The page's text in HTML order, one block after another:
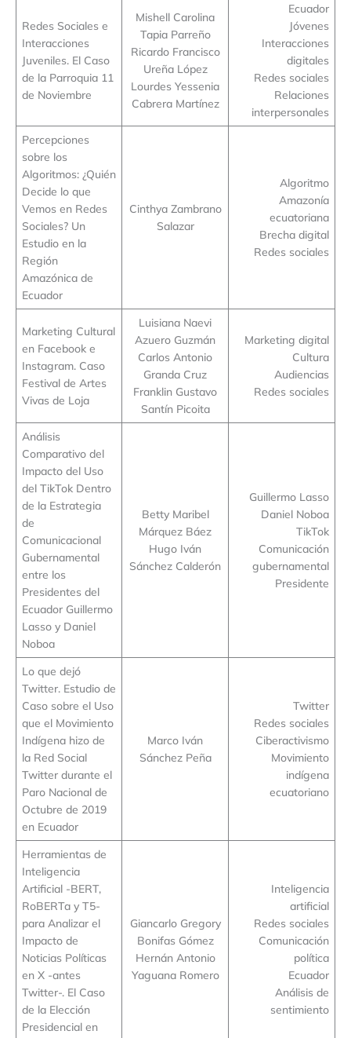
Redes Sociales e
Interacciones
Juveniles. El Caso
de la Parroquia 11
de Noviembre
Mishell Carolina
Tapia Parreño
Ricardo Francisco
Ureña López
Lourdes Yessenia
Cabrera Martínez
Ecuador
Jóvenes
Interacciones
digitales
Redes sociales
Relaciones
interpersonales
Percepciones
sobre los
Algoritmos: ¿Quién
Decide lo que
Vemos en Redes
Sociales? Un
Estudio en la
Región
Amazónica de
Ecuador
Cinthya Zambrano
Salazar
Algoritmo
Amazonía
ecuatoriana
Brecha digital
Redes sociales
Marketing Cultural
en Facebook e
Instagram. Caso
Festival de Artes
Vivas de Loja
Luisiana Naevi
Azuero Guzmán
Carlos Antonio
Granda Cruz
Franklin Gustavo
Santín Picoita
Marketing digital
Cultura
Audiencias
Redes sociales
Análisis
Comparativo del
Impacto del Uso
del TikTok Dentro
de la Estrategia
de
Comunicacional
Gubernamental
entre los
Presidentes del
Ecuador Guillermo
Lasso y Daniel
Noboa
Betty Maribel
Márquez Báez
Hugo Iván
Sánchez Calderón
Guillermo Lasso
Daniel Noboa
TikTok
Comunicación
gubernamental
Presidente
Lo que dejó
Twitter. Estudio de
Caso sobre el Uso
que el Movimiento
Indígena hizo de
la Red Social
Twitter durante el
Paro Nacional de
Octubre de 2019
en Ecuador
Marco Iván
Sánchez Peña
Twitter
Redes sociales
Ciberactivismo
Movimiento
indígena
ecuatoriano
Herramientas de
Inteligencia
Artificial -BERT,
RoBERTa y T5-
para Analizar el
Impacto de
Noticias Políticas
en X -antes
Twitter-. El Caso
de la Elección
Presidencial en
Giancarlo Gregory
Bonifas Gómez
Hernán Antonio
Yaguana Romero
Inteligencia
artificial
Redes sociales
Comunicación
política
Ecuador
Análisis de
sentimiento